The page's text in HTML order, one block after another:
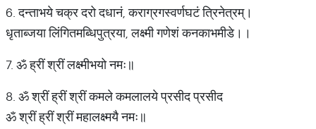
6. दन्ताभये चक्र दरो दधानं, कराग्रगस्वर्णघटं त्रिनेत्रम्।
धृताब्जया लिंगितमब्धिपुत्रया, लक्ष्मी गणेशं कनकाभमीडे।।
7. ॐ ह्रीं श्रीं लक्ष्मीभयो नमः॥
8. ॐ श्रीं ह्रीं श्रीं कमले कमलालये प्रसीद प्रसीद
ॐ श्रीं ह्रीं श्रीं महालक्ष्मयै नमः॥